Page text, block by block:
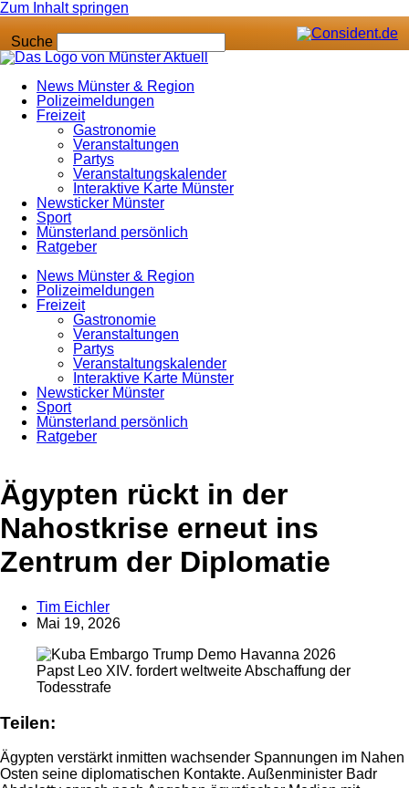
Zum Inhalt springen
Suche
News Münster & Region
Polizeimeldungen
Freizeit
Gastronomie
Veranstaltungen
Partys
Veranstaltungskalender
Interaktive Karte Münster
Newsticker Münster
Sport
Münsterland persönlich
Ratgeber
News Münster & Region
Polizeimeldungen
Freizeit
Gastronomie
Veranstaltungen
Partys
Veranstaltungskalender
Interaktive Karte Münster
Newsticker Münster
Sport
Münsterland persönlich
Ratgeber
Anzeige
Ägypten rückt in der
Nahostkrise erneut ins
Zentrum der Diplomatie
Tim Eichler
Mai 19, 2026
Papst Leo XIV. fordert weltweite Abschaffung der
Todesstrafe
Teilen:
Ägypten verstärkt inmitten wachsender Spannungen im Nahen
Osten seine diplomatischen Kontakte. Außenminister Badr